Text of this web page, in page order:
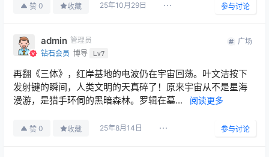
赞 0 收藏 25年10月29日 参与讨论
admin 管理员
钻石会员 博导 Lv7
广场
再翻《三体》，红岸基地的电波仍在宇宙回荡。叶文洁按下
发射键的瞬间，人类文明的天真碎了！原来宇宙从不是星海
漫游，是猎手环伺的黑暗森林。罗辑在墓...
阅读更多
赞 0 收藏 25年8月14日 参与讨论